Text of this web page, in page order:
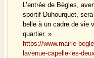
L’entrée de Bègles,
sportif Duhourquet,
belle à un cadre de vie
quartier. »
https://www.mairie-
lavenue-capelle-les-